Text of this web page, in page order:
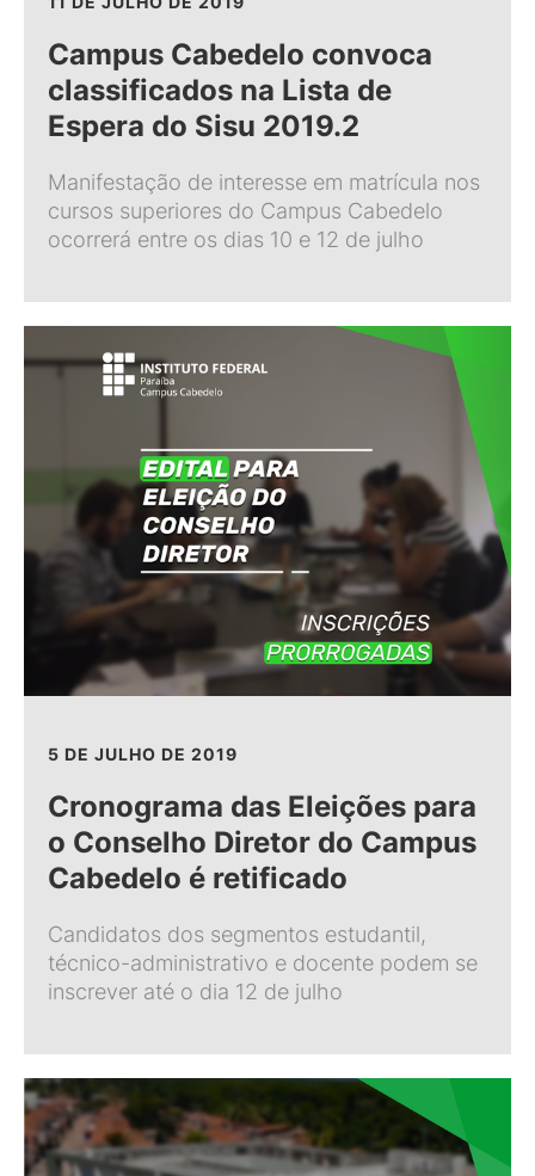
Campus Cabedelo convoca
classificados na Lista de
Espera do Sisu 2019.2
Manifestação de interesse em matrícula nos
cursos superiores do Campus Cabedelo
ocorrerá entre os dias 10 e 12 de julho
5 DE JULHO DE 2019
Cronograma das Eleições para
o Conselho Diretor do Campus
Cabedelo é retificado
Candidatos dos segmentos estudantil,
técnico-administrativo e docente podem se
inscrever até o dia 12 de julho